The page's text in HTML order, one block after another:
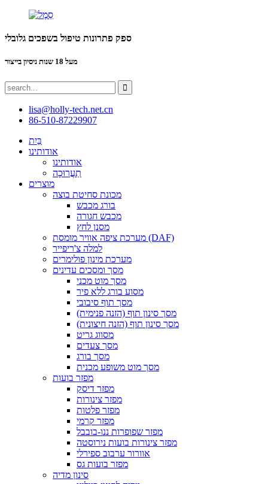
ספק פתרונות טיפול בשפכים גלובלי
מעל 18 שנות ניסיון בייצור
lisa@holly-tech.net.cn
86-510-87229907
בַּיִת
אודותינו
אודותינו
תַעֲרוּכָה
מוצרים
מכונת סחיטת בוצה
בורג מכבש
מכבש חגורה
מסנן לחץ
מערכת ציפה אוויר מומסת (DAF)
למלה צ'ריפייר
מערכת מינון פולימרים
מסך ומסכים עדינים
מסך מוט מכני
מסוע בורג ללא פיר
מסך תוף סיבובי
מסך סינון תוף (הזנה פנימית)
מסך סינון תוף (הזנה חיצונית)
מסווג גריט
מסך צעדים
מסך בורג
מסך מוט משופע מכנית
מפזר בועות
מפזר דיסק
מפזר צינורות
מפזר פלטות
מפזר קרמי
מפזר שפופרות ננו-בובבל
מפזר צינורות בועות נירוסטה
אוורור ערבוב ספירלי
מפזר בועות גס
סינון מדיה